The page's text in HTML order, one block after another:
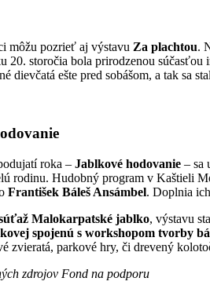
môžu pozrieť aj výstavu Za plachtou.
20. storočia bola prirodzenou súčasťou
dievčatá ešte pred sobášom, a tak sa
roka – Jablkové hodovanie – sa
rodinu. Hudobný program v Kaštieli
František Báleš Ansámbel. Doplnia
Malokarpatské jablko, výstavu
spojenú s workshopom tvorby
zvieratá, parkové hry, či drevený
zdrojov Fond na podporu